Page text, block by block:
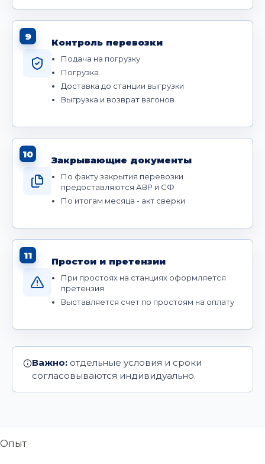
9
Контроль перевозки
Подача на погрузку
Погрузка
Доставка до станции выгрузки
Выгрузка и возврат вагонов
10
Закрывающие документы
По факту закрытия перевозки
предоставляются АВР и СФ
По итогам месяца - акт сверки
11
Простои и претензии
При простоях на станциях оформляется
претензия
Выставляется счет по простоям на оплату
Важно: отдельные условия и сроки
согласовываются индивидуально.
Опыт